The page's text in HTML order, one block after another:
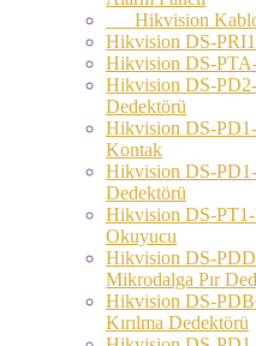
Hikvision
Hikvision DS-
Hikvision DS-
Hikvision DS-
Dedektörü
Hikvision DS-
Kontak
Hikvision DS-
Dedektörü
Hikvision DS-
Okuyucu
Hikvision DS-
Mikrodalga Pır
Hikvision DS-
Kırılma Dedektörü